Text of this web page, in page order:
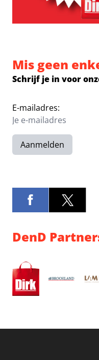
Mis geen
Schrijf je in voor
E-mailadres:
Aanmelden
DenD